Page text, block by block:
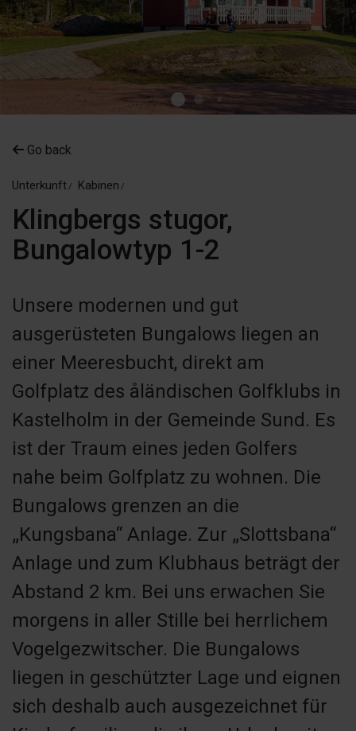
Go back
Unterkunft Kabinen
Klingbergs stugor,
Bungalowtyp 1-2
Unsere modernen und gut
ausgerüsteten Bungalows liegen an
einer Meeresbucht, direkt am
Golfplatz des åländischen Golfklubs in
Kastelholm in der Gemeinde Sund. Es
ist der Traum eines jeden Golfers
nahe beim Golfplatz zu wohnen. Die
Bungalows grenzen an die
„Kungsbana“ Anlage. Zur „Slottsbana“
Anlage und zum Klubhaus beträgt der
Abstand 2 km. Bei uns erwachen Sie
morgens in aller Stille bei herrlichem
Vogelgezwitscher. Die Bungalows
liegen in geschützter Lage und eignen
sich deshalb auch ausgezeichnet für